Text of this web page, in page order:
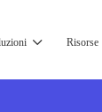
Risorse